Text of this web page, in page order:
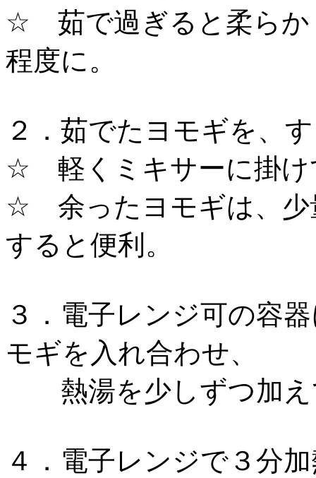
☆ 茹で過ぎると柔らか
程度に。
２．茹でたヨモギを、
☆ 軽くミキサーに掛け
☆ 余ったヨモギは、少
すると便利。
３．電子レンジ可の容
モギを入れ合わせ、
熱湯を少しずつ加え
４．電子レンジで３分